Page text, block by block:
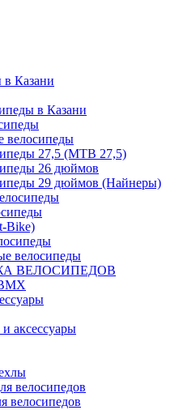
в Казани
в Казани
велосипеды
27,5 (MTB 27,5)
26 дюймов
29 дюймов (Найнеры)
Bike)
велосипеды
ВЕЛОСИПЕДОВ
аксессуары
велосипедов
велосипедов